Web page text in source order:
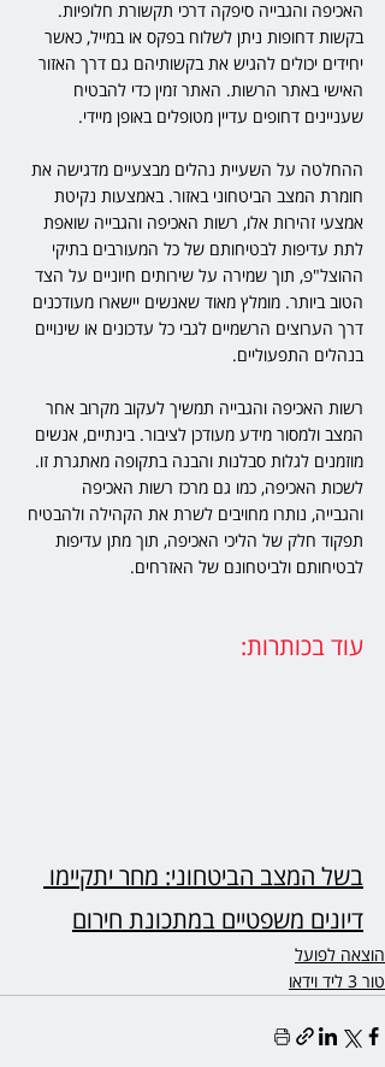
האכיפה והגבייה סיפקה דרכי תקשורת חלופיות.
בקשות דחופות ניתן לשלוח בפקס או במייל, כאשר
יחידים יכולים להגיש את בקשותיהם גם דרך האזור
האישי באתר הרשות. האתר זמין כדי להבטיח
שעניינים דחופים עדיין מטופלים באופן מיידי.
ההחלטה על השעיית נהלים מבצעיים מדגישה את
חומרת המצב הביטחוני באזור. באמצעות נקיטת
אמצעי זהירות אלו, רשות האכיפה והגבייה שואפת
לתת עדיפות לבטיחותם של כל המעורבים בתיקי
ההוצל"פ, תוך שמירה על שירותים חיוניים על הצד
הטוב ביותר. מומלץ מאוד שאנשים יישארו מעודכנים
דרך הערוצים הרשמיים לגבי כל עדכונים או שינויים
בנהלים התפעוליים.
רשות האכיפה והגבייה תמשיך לעקוב מקרוב אחר
המצב ולמסור מידע מעודכן לציבור. בינתיים, אנשים
מוזמנים לגלות סבלנות והבנה בתקופה מאתגרת זו.
לשכות האכיפה, כמו גם מרכז רשות האכיפה
והגבייה, נותרו מחויבים לשרת את הקהילה ולהבטיח
תפקוד חלק של הליכי האכיפה, תוך מתן עדיפות
לבטיחותם ולביטחונם של האזרחים.
עוד בכותרות:
בשל המצב הביטחוני: מחר יתקיימו
דיונים משפטיים במתכונת חירום
הוצאה לפועל
טור 3 ליד וידאו